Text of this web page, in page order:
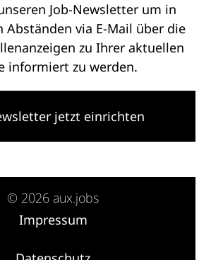
Job-Newsletter um in
Abständen via E-Mail über die
zu Ihrer aktuellen
informiert zu werden.
jetzt einrichten
© 2026 aux.jobs
Impressum